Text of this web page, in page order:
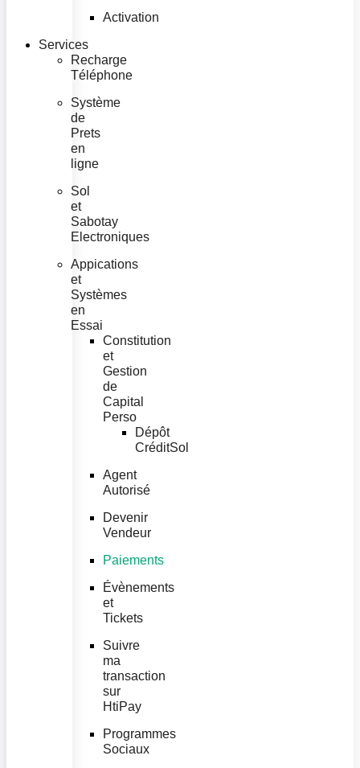
Activation
Services
Recharge
Téléphone
Système
de
Prets
en
ligne
Sol
et
Sabotay
Electroniques
Appications
et
Systèmes
en
Essai
Constitution
et
Gestion
de
Capital
Perso
Dépôt
CréditSol
Agent
Autorisé
Devenir
Vendeur
Paiements
Évènements
et
Tickets
Suivre
ma
transaction
sur
HtiPay
Programmes
Sociaux